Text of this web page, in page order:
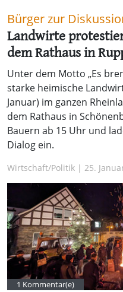
Bürger zur
Landwirte
dem Rathaus in
Unter dem Motto „Es
starke heimische
Januar) im ganzen
dem Rathaus in
Bauern ab 15 Uhr und
Dialog ein.
Wirtschaft/Politik | 25.
1 Kommentar(e)